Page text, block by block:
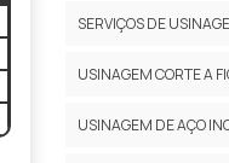
SERVIÇOS DE
USINAGEM CORTE A
USINAGEM DE AÇO